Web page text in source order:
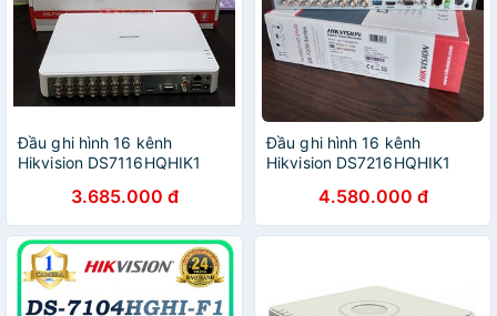
Đầu ghi hình 16 kênh
Hikvision DS7116HQHIK1
3.685.000 đ
Đầu ghi hình 16 kênh
Hikvision DS7216HQHIK1
4.580.000 đ